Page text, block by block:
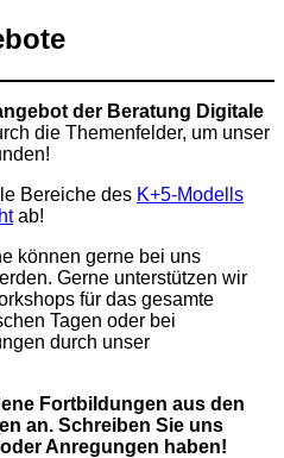
der Beratung Digitale
die Themenfelder, um unser
Bereiche des K+5-Modells
ab!
können gerne bei uns
Gerne unterstützen wir
für das gesamte
Tagen oder bei
durch unser
Fortbildungen aus den
an. Schreiben Sie uns
Anregungen haben!